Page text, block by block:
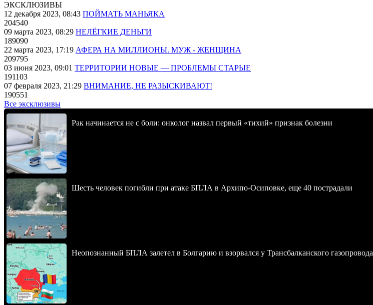
ЭКСКЛЮЗИВЫ
12 декабря 2023, 08:43 ПОЙМАТЬ МАНЬЯКА
204540
09 марта 2023, 08:29 НЕЛЁГКИЕ ДЕНЬГИ
189090
22 марта 2023, 17:19 АФЕРА НА МИЛЛИОНЫ. МУЖ - ЖЕНЩИНА
209795
03 июня 2023, 09:01 ТЕРРИТОРИИ НОВЫЕ — ПРОБЛЕМЫ СТАРЫЕ
191103
07 февраля 2023, 21:29 ВНИМАНИЕ, НЕ РАЗЫСКИВАЮТ!
190551
Все эксклюзивы
Рак начинается не с боли: онколог назвал первый «тихий» признак болезни
Шесть человек погибли при атаке БПЛА в Архипо-Осиповке, еще 40 пострадали
Неопознанный БПЛА залетел в Болгарию и взорвался у Трансбалканского газопровода